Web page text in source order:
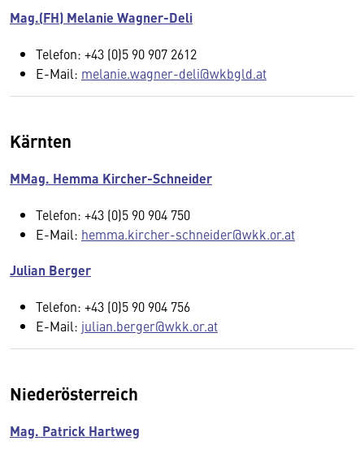
Mag.(FH) Melanie Wagner-Deli
Telefon: +43 (0)5 90 907 2612
E-Mail: melanie.wagner-deli@wkbgld.at
Kärnten
MMag. Hemma Kircher-Schneider
Telefon: +43 (0)5 90 904 750
E-Mail: hemma.kircher-schneider@wkk.or.at
Julian Berger
Telefon: +43 (0)5 90 904 756
E-Mail: julian.berger@wkk.or.at
Niederösterreich
Mag. Patrick Hartweg